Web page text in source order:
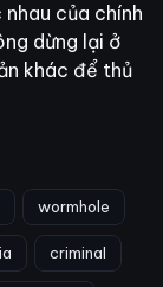
của chính
dừng lại ở
khác để thủ
wormhole
criminal